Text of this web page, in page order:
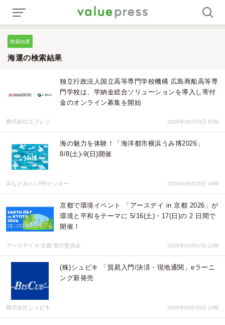
検索結果
海運の検索結果
独立行政法人国立高等専門学校機構 広島商船高等専
門学校は、学納金総合ソリューションを導入し寄付
金のオンライン募集を開始
株式会社エフレジ 2026年08月03日 02時
海の魅力を体験！「海洋都市横浜うみ博2026」
8/8(土)-9(日)開催
みなとみらいPRセンター 2026年06月25日 05時
京都で環境イベント 「アースデイ in 京都 2026」が
環境と平和をテーマに 5/16(土)・17(日)の 2 日間で
開催！
アースデイ in 京都 実行委員会 2026年05月07日 22時
(株)シュビキ 「貿易入門/決済・現地通関」eラーニ
ング新発売
株式会社シュビキ 2026年03月30日 23時